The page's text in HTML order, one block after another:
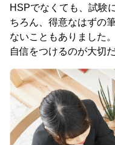
HSPでなくても、試験
ちろん、得意なはずの
ないこともありました
自信をつけるのが大切